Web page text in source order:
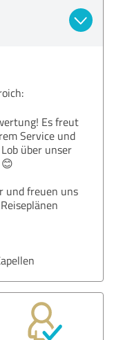
Es freut
Service und
über unser
und freuen uns